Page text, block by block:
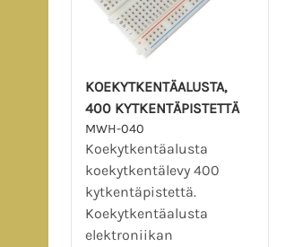
KOEKYTKENTÄALUSTA,
400 KYTKENTÄPISTETTÄ
MWH-040
Koekytkentäalusta
koekytkentälevy 400
kytkentäpistettä.
Koekytkentäalusta
elektroniikan